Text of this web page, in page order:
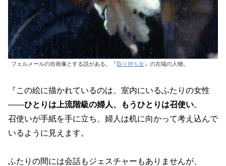
フェルメールの自画像とする説がある。『取り持ち女 』の左端の人物。
『この絵に描かれているのは、室内にいるふたりの女性
――ひとりは上流階級の婦人、もうひとりは召使い。
召使いが手紙を手に立ち、婦人は机に向かって考え込んで
いるように見えます。
ふたりの間には会話もジェスチャーもありませんが、